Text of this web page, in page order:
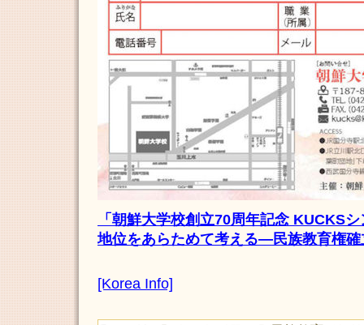
「朝鮮大学校創立70周年記念 KUCKS
地位をあらためて考える―民族教育権
[Korea Info]